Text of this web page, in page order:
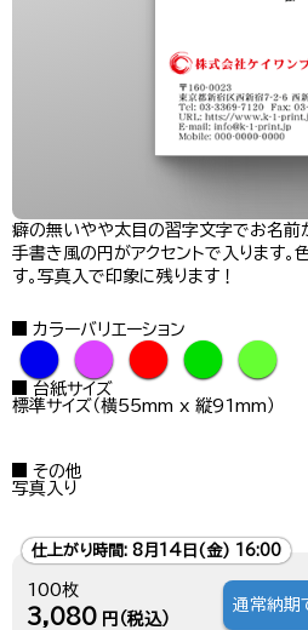
癖の無いやや太目の習字文字でお名前
手書き風の円がアクセントで入ります
す。写真入で印象に残ります！
カラーバリエーション
● ● ● ● ●
台紙サイズ
標準サイズ（横55mm x 縦91mm）
その他
写真入り
仕上がり時間: 8月14日(金) 16:00
100枚
3,080 円（税込）
通常納期